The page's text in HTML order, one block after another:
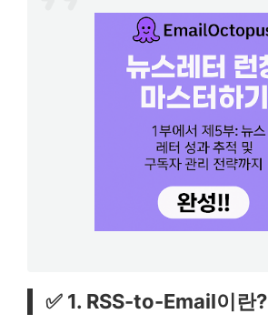
✅ 1. RSS-to-Email이란?